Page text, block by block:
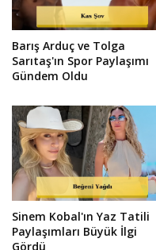
Barış Arduç ve Tolga
Sarıtaş'ın Spor Paylaşımı
Gündem Oldu
Sinem Kobal'ın Yaz Tatili
Paylaşımları Büyük İlgi
Gördü